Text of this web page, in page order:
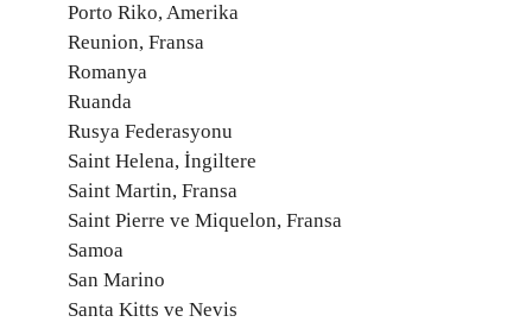
Porto Riko, Amerika
Reunion, Fransa
Romanya
Ruanda
Rusya Federasyonu
Saint Helena, İngiltere
Saint Martin, Fransa
Saint Pierre ve Miquelon, Fransa
Samoa
San Marino
Santa Kitts ve Nevis